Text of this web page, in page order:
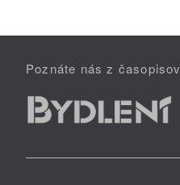
Poznáte nás z časopisov